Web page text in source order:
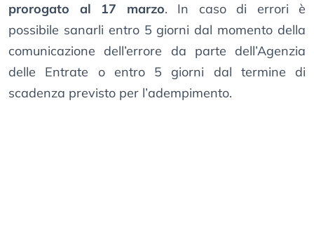
prorogato al 17 marzo. In caso di errori è
possibile sanarli entro 5 giorni dal momento della
comunicazione dell’errore da parte dell’Agenzia
delle Entrate o entro 5 giorni dal termine di
scadenza previsto per l’adempimento.